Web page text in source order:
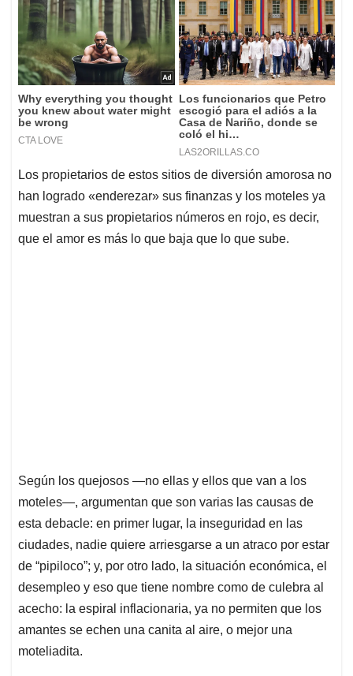
Los propietarios de estos sitios de diversión amorosa no
han logrado «enderezar» sus finanzas y los moteles ya
muestran a sus propietarios números en rojo, es decir,
que el amor es más lo que baja que lo que sube.
Según los quejosos —no ellas y ellos que van a los
moteles—, argumentan que son varias las causas de
esta debacle: en primer lugar, la inseguridad en las
ciudades, nadie quiere arriesgarse a un atraco por estar
de “pipiloco”; y, por otro lado, la situación económica, el
desempleo y eso que tiene nombre como de culebra al
acecho: la espiral inflacionaria, ya no permiten que los
amantes se echen una canita al aire, o mejor una
moteliadita.